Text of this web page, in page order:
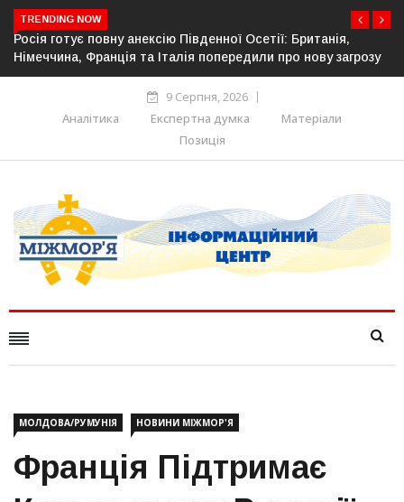
TRENDING NOW
Британія,
про нову загрозу
Естонія посилює кордон із Росією:
прикордонної інфраструктури
9 Серпня, 2026
Аналітика
Експертна думка
Матеріали
Позиція
МОЛДОВА/РУМУНІЯ НОВИНИ МІЖМОР'Я
Франція Підтримає